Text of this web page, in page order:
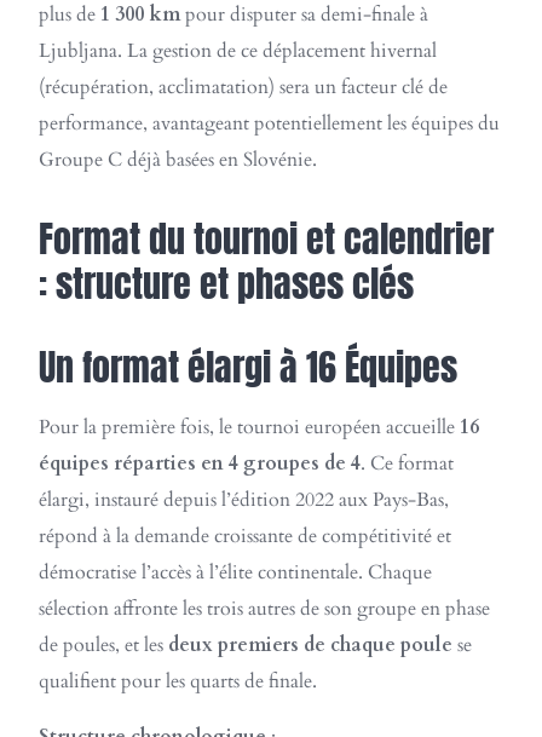
plus de 1 300 kmpour disputer sa demi-finale à
Ljubljana. La gestion de ce déplacement hivernal
(récupération, acclimatation) sera un facteur clé de
performance, avantageant potentiellement les équipes du
Groupe C déjà basées en Slovénie.
Format du tournoi et calendrier
: structure et phases clés
Un format élargi à 16 Équipes
Pour la première fois, le tournoi européen accueille 16
équipes réparties en 4 groupes de 4. Ce format
élargi, instauré depuis l’édition 2022 aux Pays-Bas,
répond à la demande croissante de compétitivité et
démocratise l’accès à l’élite continentale. Chaque
sélection affronte les trois autres de son groupe en phase
de poules, et les deux premiers de chaque poule se
qualifient pour les quarts de finale.